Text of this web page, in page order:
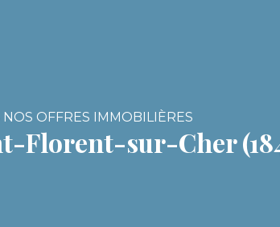
OFFRES IMMOBILIÈRES
Florent-sur-Cher